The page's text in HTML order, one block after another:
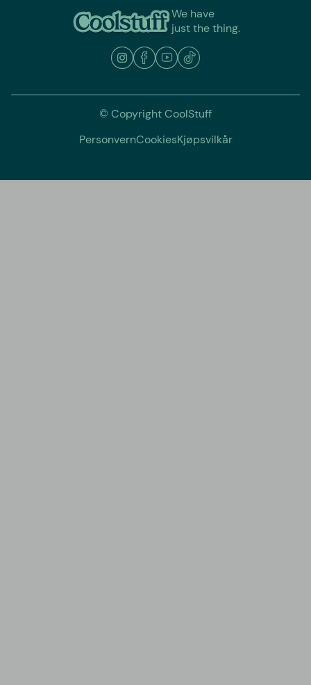
We have
just the thing.
© Copyright CoolStuff
PersonvernCookiesKjøpsvilkår